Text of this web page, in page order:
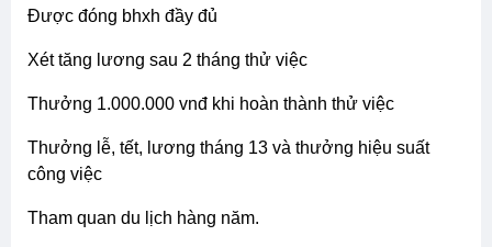
được đóng bhxh đầy đủ
xét tăng lương sau 2 tháng thử việc
thưởng 1.000.000 vnđ khi hoàn thành thử việc
thưởng lễ, tết, lương tháng 13 và thưởng hiệu suất
công việc
tham quan du lịch hàng năm.